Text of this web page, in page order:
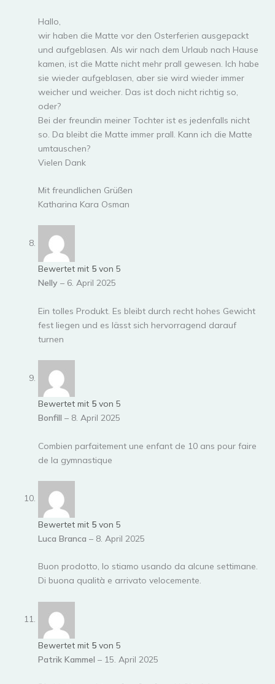
Hallo,
wir haben die Matte vor den Osterferien ausgepackt
und aufgeblasen. Als wir nach dem Urlaub nach Hause
kamen, ist die Matte nicht mehr prall gewesen. Ich habe
sie wieder aufgeblasen, aber sie wird wieder immer
weicher und weicher. Das ist doch nicht richtig so,
oder?
Bei der freundin meiner Tochter ist es jedenfalls nicht
so. Da bleibt die Matte immer prall. Kann ich die Matte
umtauschen?
Vielen Dank
Mit freundlichen Grüßen
Katharina Kara Osman
Bewertet mit 5 von 5
Nelly – 6. April 2025
Ein tolles Produkt. Es bleibt durch recht hohes Gewicht
fest liegen und es lässt sich hervorragend darauf
turnen
Bewertet mit 5 von 5
Bonfill – 8. April 2025
Combien parfaitement une enfant de 10 ans pour faire
de la gymnastique
Bewertet mit 5 von 5
Luca Branca – 8. April 2025
Buon prodotto, lo stiamo usando da alcune settimane.
Di buona qualità e arrivato velocemente.
Bewertet mit 5 von 5
Patrik Kammel – 15. April 2025